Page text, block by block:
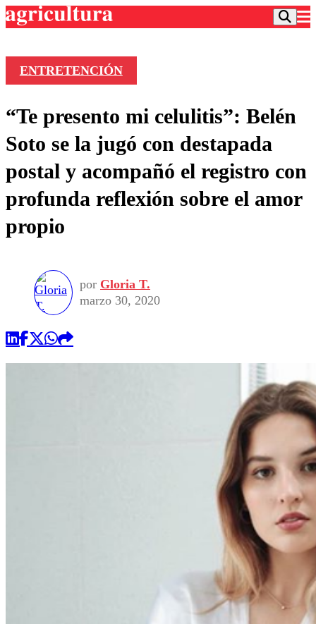
Frecuencias
Agricultura TV
Deportes
Colo Colo
Motor
Universidad Católica
Universidad de Chile
Entretención
Noticias
Política
Sustentabilidad
Vida Social
Comercial
ENTRETENCIÓN
“Te presento mi celulitis”: Belén
Soto se la jugó con destapada
postal y acompañó el registro con
profunda reflexión sobre el amor
propio
por Gloria T.
marzo 30, 2020